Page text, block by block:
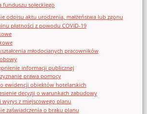
funduszu sołeckiego
odpisu aktu urodzenia, małżeństwa lub zgonu
płatności z powodu COVID-19
młodocianych pracowników
informacji publicznej
prawa pomocy
ewidencji obiektów hotelarskich
decyzji o warunkach zabudowy
wyrys z miejscowego planu
zaświadczenia o braku planu